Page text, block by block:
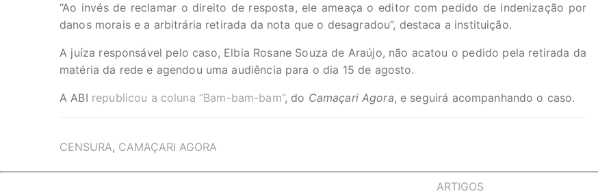
“Ao invés de reclamar o direito de resposta, ele ameaça o editor com pedido de indenização por
danos morais e a arbitrária retirada da nota que o desagradou”, destaca a instituição.
A juíza responsável pelo caso, Elbia Rosane Souza de Araújo, não acatou o pedido pela retirada da
matéria da rede e agendou uma audiência para o dia 15 de agosto.
A ABI republicou a coluna “Bam-bam-bam”, do Camaçari Agora, e seguirá acompanhando o caso.
TAGS
CENSURA, CAMAÇARI AGORA
ARTIGOS